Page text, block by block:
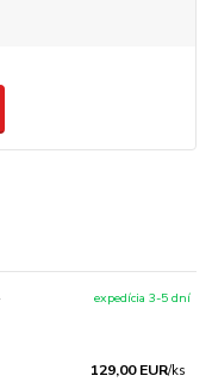
129,00 EUR/ks
expedícia 3-5 dní